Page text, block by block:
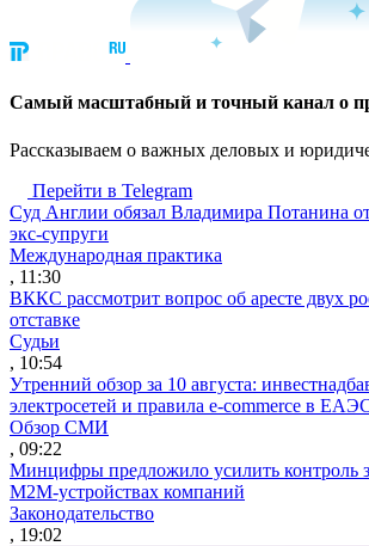
Cамый масштабный и точный канал о
Рассказываем о важных деловых и
Перейти в Telegram
Суд Англии обязал Владимира Потанина
экс-супруги
Международная практика
, 11:30
ВККС рассмотрит вопрос об аресте двух
отставке
Судьи
, 10:54
Утренний обзор за 10 августа:
электросетей и правила e-commerce в
Обзор СМИ
, 09:22
Минцифры предложило усилить контроль
M2M-устройствах компаний
Законодательство
, 19:02